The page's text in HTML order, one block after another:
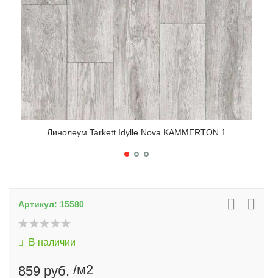
Линолеум Tarkett Idylle Nova KAMMERTON 1
Артикул: 15580
В наличии
859 руб. /м2